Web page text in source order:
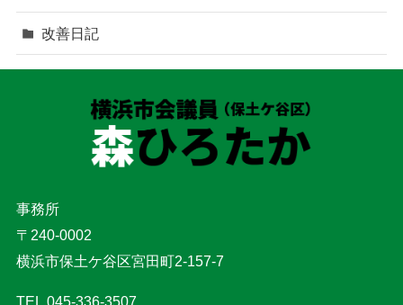
改善日記
事務所
〒240-0002
横浜市保土ケ谷区宮田町2-157-7